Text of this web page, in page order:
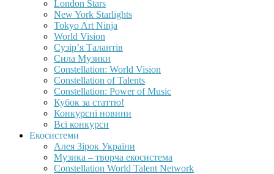
London Stars
New York Starlights
Tokyo Art Ninja
World Vision
Сузір’я Талантів
Сила Музики
Constellation: World Vision
Constellation of Talents
Constellation: Power of Music
Кубок за статтю!
Конкурсні новини
Всі конкурси
Екосистеми
Алея Зірок України
Музика – творча екосистема
Constellation World Talent Network